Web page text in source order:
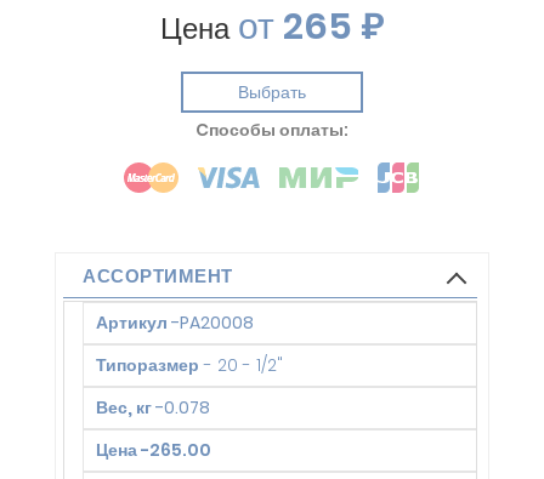
Ценаот265 ₽
Выбрать
Cпособы оплаты:
АССОРТИМЕНТ
Артикул -PA20008
Типоразмер - 20 - 1/2"
Вес, кг-0.078
Цена-265.00